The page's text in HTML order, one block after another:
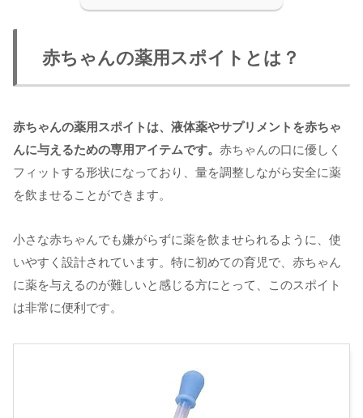
赤ちゃんの薬用スポイトとは？
赤ちゃんの薬用スポイトは、液体薬やサプリメントを赤ちゃ
んに与えるための専用アイテムです。 赤ちゃんの口に優しく
フィットする形状になっており、量を調整しながら安全に薬
を飲ませることができます。
小さな赤ちゃんでも嫌がらずに薬を飲ませられるように、使
いやすく設計されています。特に初めての育児で、赤ちゃん
に薬を与えるのが難しいと感じる方にとって、このスポイト
は非常に便利です。